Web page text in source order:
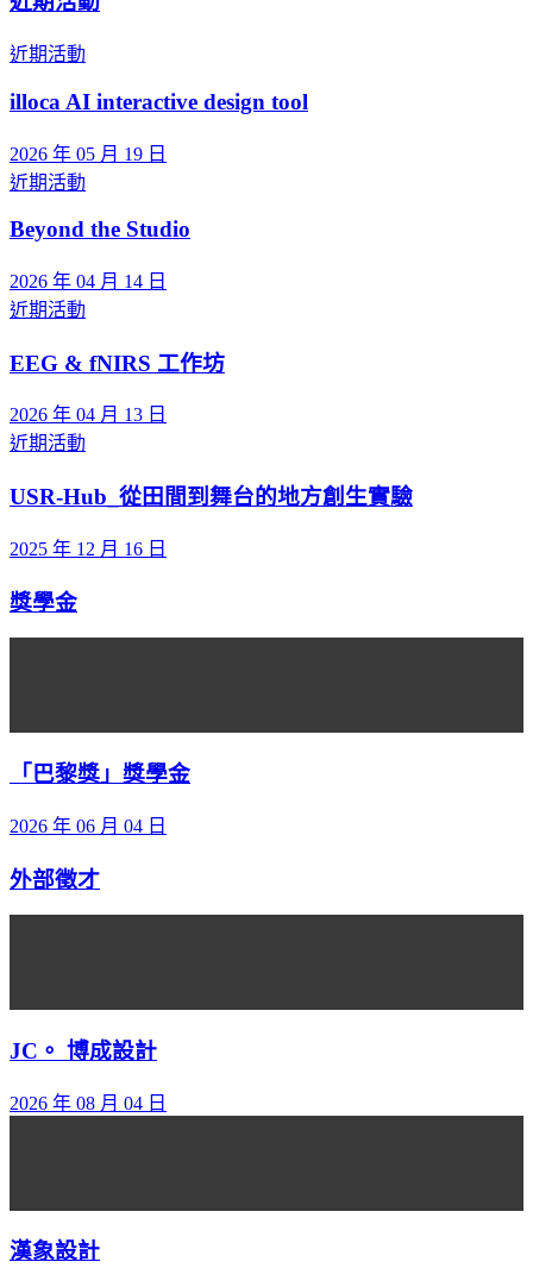
近期活動
illoca AI interactive design tool
2026 年 05 月 19 日
近期活動
Beyond the Studio
2026 年 04 月 14 日
近期活動
EEG & fNIRS 工作坊
2026 年 04 月 13 日
近期活動
USR-Hub_從田間到舞台的地方創生實驗
2025 年 12 月 16 日
獎學金
「巴黎獎」獎學金
2026 年 06 月 04 日
外部徵才
JC。 博成設計
2026 年 08 月 04 日
漢象設計